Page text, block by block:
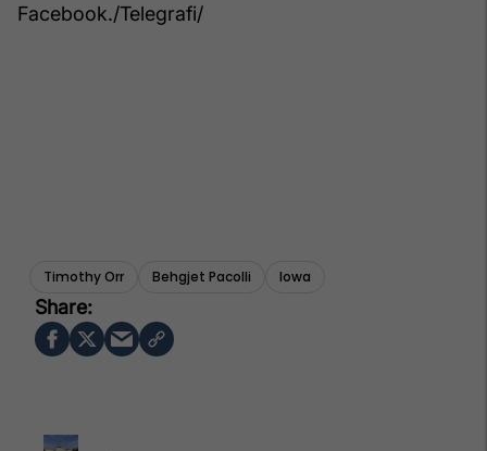
Facebook./Telegrafi/
Timothy Orr Behgjet Pacolli Iowa